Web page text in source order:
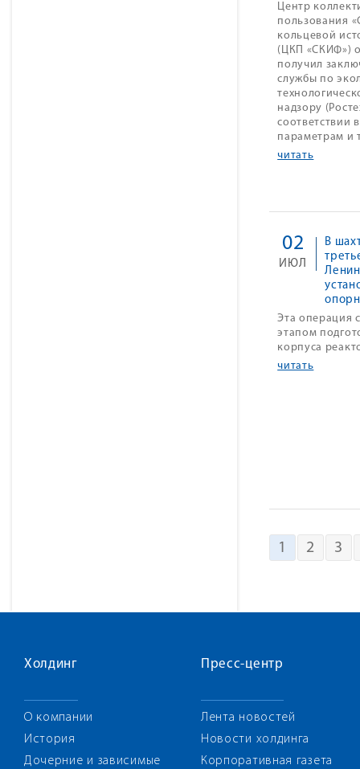
Центр
пользования
кольцевой
(ЦКП «СКИФ»)
получил
службы по
надзору
соответствии
параметрам и
читать
В
02
ИЮЛЬ
Эта операция
этапом
корпуса
читать
1 2 3
Холдинг
О компании
История
Дочерние и зависимые
Пресс-центр
Лента новостей
Новости холдинга
Корпоративная газета